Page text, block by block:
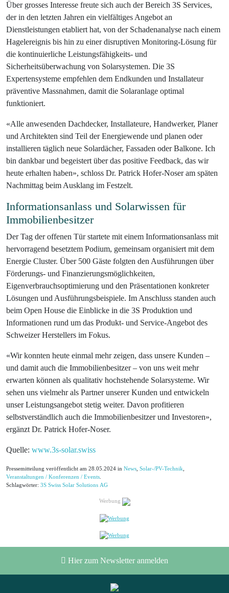
Über grosses Interesse freute sich auch der Bereich 3S Services,
der in den letzten Jahren ein vielfältiges Angebot an
Dienstleistungen etabliert hat, von der Schadenanalyse nach einem
Hagelereignis bis hin zu einer disruptiven Monitoring-Lösung für
die kontinuierliche Leistungsfähigkeits- und
Sicherheitsüberwachung von Solarsystemen. Die 3S
Expertensysteme empfehlen dem Endkunden und Installateur
präventive Massnahmen, damit die Solaranlage optimal
funktioniert.
«Alle anwesenden Dachdecker, Installateure, Handwerker, Planer
und Architekten sind Teil der Energiewende und planen oder
installieren täglich neue Solardächer, Fassaden oder Balkone. Ich
bin dankbar und begeistert über das positive Feedback, das wir
heute erhalten haben», schloss Dr. Patrick Hofer-Noser am späten
Nachmittag beim Ausklang im Festzelt.
Informationsanlass und Solarwissen für
Immobilienbesitzer
Der Tag der offenen Tür startete mit einem Informationsanlass mit
hervorragend besetztem Podium, gemeinsam organisiert mit dem
Energie Cluster. Über 500 Gäste folgten den Ausführungen über
Förderungs- und Finanzierungsmöglichkeiten,
Eigenverbrauchsoptimierung und den Präsentationen konkreter
Lösungen und Ausführungsbeispiele. Im Anschluss standen auch
beim Open House die Einblicke in die 3S Produktion und
Informationen rund um das Produkt- und Service-Angebot des
Schweizer Herstellers im Fokus.
«Wir konnten heute einmal mehr zeigen, dass unsere Kunden –
und damit auch die Immobilienbesitzer – von uns weit mehr
erwarten können als qualitativ hochstehende Solarsysteme. Wir
sehen uns vielmehr als Partner unserer Kunden und entwickeln
unser Leistungsangebot stetig weiter. Davon profitieren
selbstverständlich auch die Immobilienbesitzer und Investoren»,
ergänzt Dr. Patrick Hofer-Noser.
Quelle: www.3s-solar.swiss
Pressemitteilung veröffentlicht am 28.05.2024 in News, Solar-/PV-Technik,
Veranstaltungen / Konferenzen / Events.
Schlagwörter: 3S Swiss Solar Solutions AG
Werbung
Hier zum Newsletter anmelden